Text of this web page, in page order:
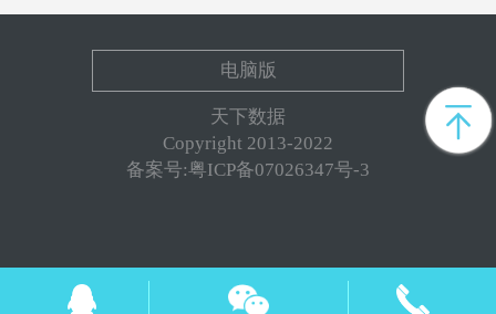
电脑版
天下数据
Copyright 2013-2022
备案号:粤ICP备07026347号-3